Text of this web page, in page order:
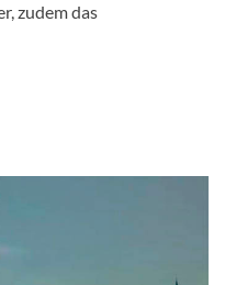
zudem das